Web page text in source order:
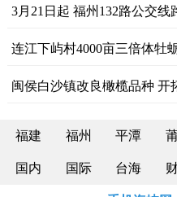
3月21日起 福州132路公交线
连江下屿村4000亩三倍体牡
闽侯白沙镇改良橄榄品种 开
福建 福州 平潭
国内 国际 台海